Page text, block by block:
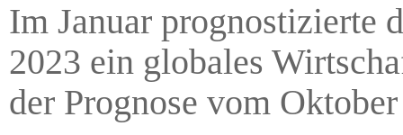
Im Januar prognostizierte
2023 ein globales
der Prognose vom